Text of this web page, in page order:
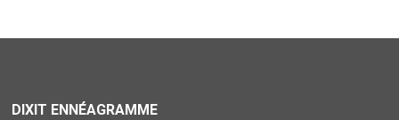
DIXIT ENNÉAGRAMME